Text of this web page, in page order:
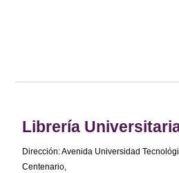
Librería
Dirección: Avenida Universidad
Centenario,